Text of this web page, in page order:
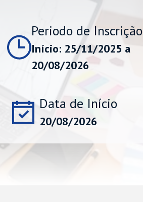
Periodo de Inscrição
Início: 25/11/2025 a
20/08/2026
Data de Início
20/08/2026